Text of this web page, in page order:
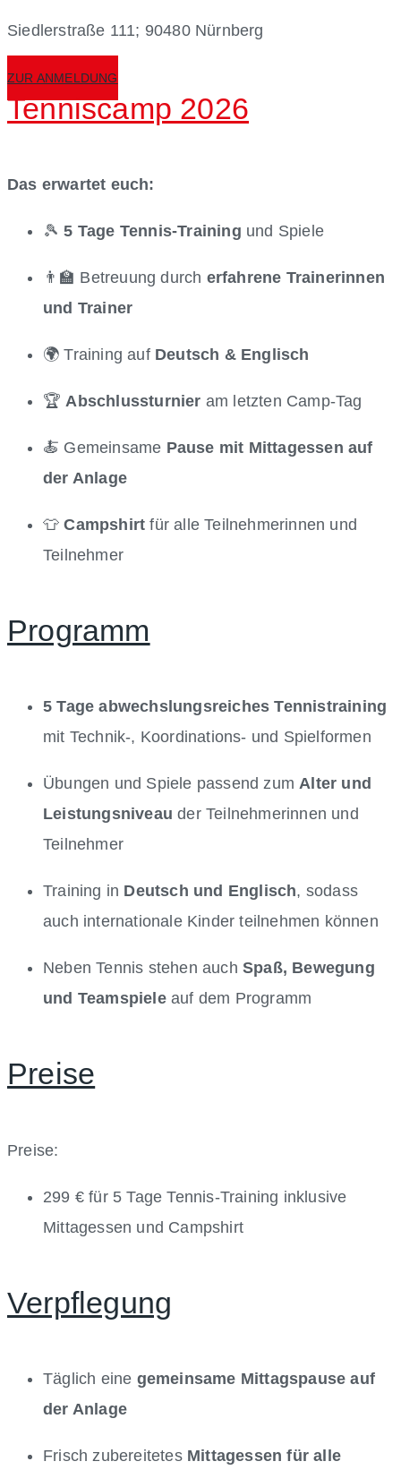
Siedlerstraße 111; 90480 Nürnberg
ZUR ANMELDUNG
Tenniscamp 2026
Das erwartet euch:
🎾5 Tage Tennis-Training und Spiele
👨‍🏫 Betreuung durch erfahrene Trainerinnen
und Trainer
🌍 Training auf Deutsch & Englisch
🏆 Abschlussturnier am letzten Camp-Tag
🍝 Gemeinsame Pause mit Mittagessen auf
der Anlage
👕Campshirt für alle Teilnehmerinnen und
Teilnehmer
Programm
5 Tage abwechslungsreiches Tennistraining
mit Technik-, Koordinations- und Spielformen
Übungen und Spiele passend zumAlter und
Leistungsniveau der Teilnehmerinnen und
Teilnehmer
Training in Deutsch und Englisch, sodass
auch internationale Kinder teilnehmen können
Neben Tennis stehen auch Spaß, Bewegung
und Teamspieleauf dem Programm
Preise
Preise:
299 € für 5 Tage Tennis-Training inklusive
Mittagessen und Campshirt
Verpflegung
Täglich eine gemeinsame Mittagspause auf
der Anlage
Frisch zubereitetes Mittagessen für alle